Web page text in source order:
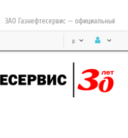
ЗАО Газнефтесервис — официальный
р.